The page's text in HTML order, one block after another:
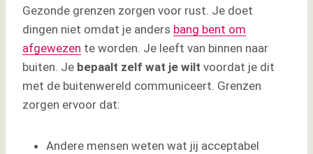
Gezonde grenzen zorgen voor rust. Je doet
dingen niet omdat je anders bang bent om
afgewezen te worden. Je leeft van binnen naar
buiten. Je bepaalt zelf wat je wilt voordat je dit
met de buitenwereld communiceert. Grenzen
zorgen ervoor dat:
Andere mensen weten wat jij acceptabel